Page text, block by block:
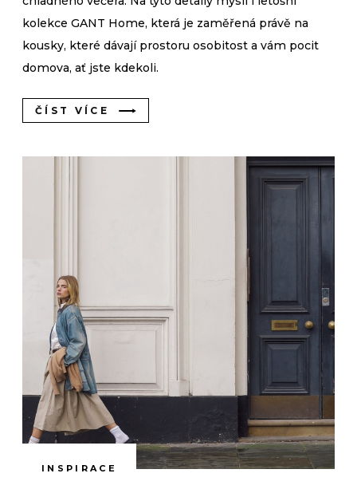
kolekce GANT Home, která je zaměřená právě na
kousky, které dávají prostoru osobitost a vám pocit
domova, ať jste kdekoli.
ČÍST VÍCE
INSPIRACE